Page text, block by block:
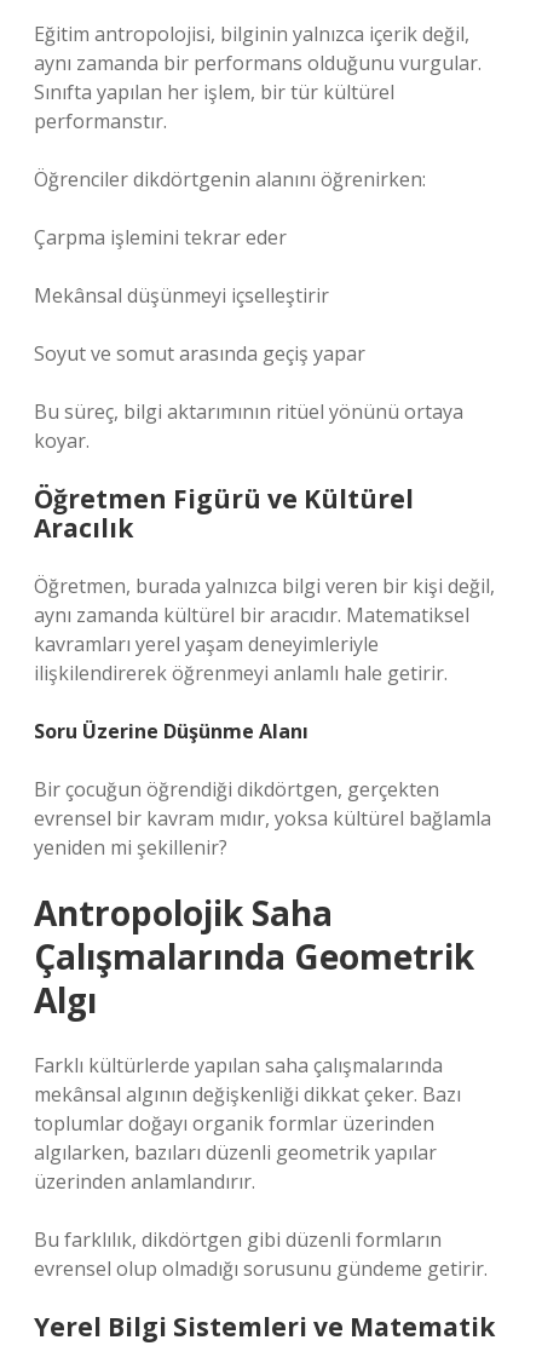
Eğitim antropolojisi, bilginin yalnızca içerik değil,
aynı zamanda bir performans olduğunu vurgular.
Sınıfta yapılan her işlem, bir tür kültürel
performanstır.
Öğrenciler dikdörtgenin alanını öğrenirken:
Çarpma işlemini tekrar eder
Mekânsal düşünmeyi içselleştirir
Soyut ve somut arasında geçiş yapar
Bu süreç, bilgi aktarımının ritüel yönünü ortaya
koyar.
Öğretmen Figürü ve Kültürel
Aracılık
Öğretmen, burada yalnızca bilgi veren bir kişi değil,
aynı zamanda kültürel bir aracıdır. Matematiksel
kavramları yerel yaşam deneyimleriyle
ilişkilendirerek öğrenmeyi anlamlı hale getirir.
Soru Üzerine Düşünme Alanı
Bir çocuğun öğrendiği dikdörtgen, gerçekten
evrensel bir kavram mıdır, yoksa kültürel bağlamla
yeniden mi şekillenir?
Antropolojik Saha
Çalışmalarında Geometrik
Algı
Farklı kültürlerde yapılan saha çalışmalarında
mekânsal algının değişkenliği dikkat çeker. Bazı
toplumlar doğayı organik formlar üzerinden
algılarken, bazıları düzenli geometrik yapılar
üzerinden anlamlandırır.
Bu farklılık, dikdörtgen gibi düzenli formların
evrensel olup olmadığı sorusunu gündeme getirir.
Yerel Bilgi Sistemleri ve Matematik